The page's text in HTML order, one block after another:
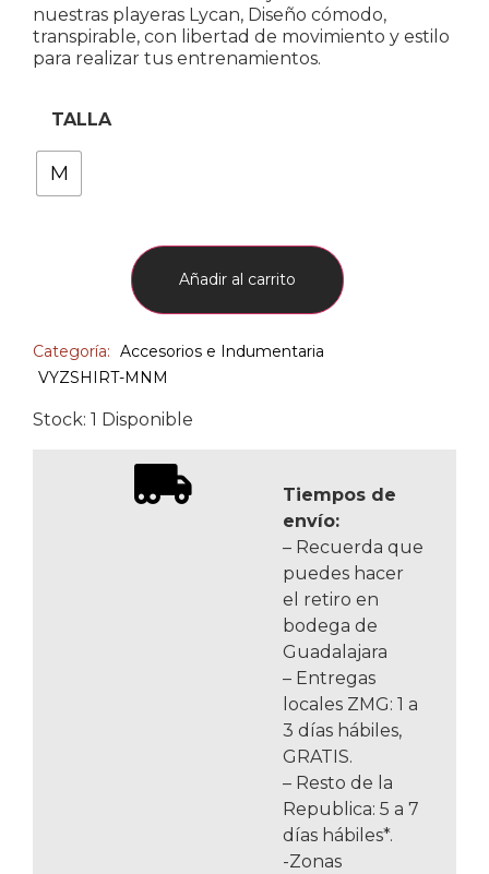
nuestras playeras Lycan, Diseño cómodo,
transpirable, con libertad de movimiento y estilo
para realizar tus entrenamientos.
TALLA
M
Añadir al carrito
Categoría: Accesorios e Indumentaria
VYZSHIRT-MNM
Stock: 1 Disponible
Tiempos de
envío:
– Recuerda que
puedes hacer
el retiro en
bodega de
Guadalajara
– Entregas
locales ZMG: 1 a
3 días hábiles,
GRATIS.
– Resto de la
Republica: 5 a 7
días hábiles*.
-Zonas